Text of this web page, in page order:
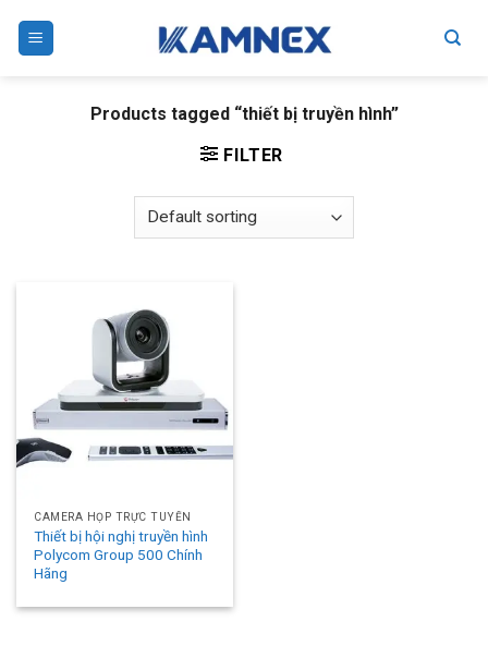
Products tagged “thiết bị truyền hình”
FILTER
CAMERA HỌP TRỰC TUYẾN
Thiết bị hội nghị truyền hình
Polycom Group 500 Chính
Hãng